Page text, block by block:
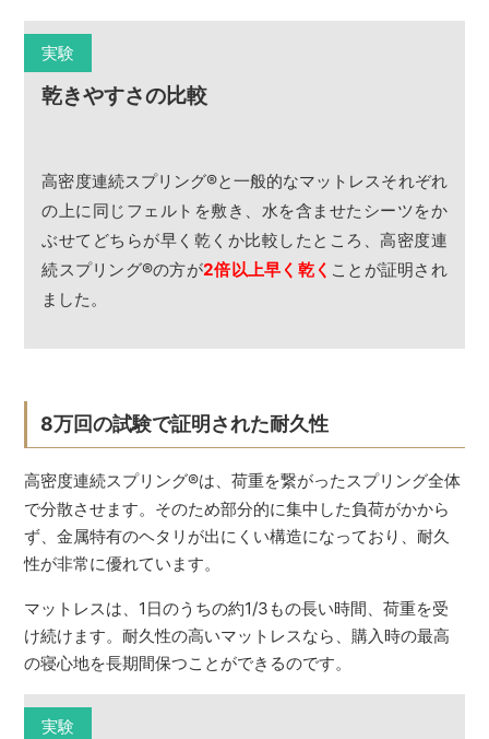
実験
乾きやすさの比較
高密度連続スプリング®と一般的なマットレスそれぞれ
の上に同じフェルトを敷き、水を含ませたシーツをか
ぶせてどちらが早く乾くか比較したところ、高密度連
続スプリング®の方が2倍以上早く乾く ことが証明され
ました。
8万回の試験で証明された耐久性
高密度連続スプリング®は、荷重を繋がったスプリング全体
で分散させます。そのため部分的に集中した負荷がかから
ず、金属特有のヘタリが出にくい構造になっており、耐久
性が非常に優れています。
マットレスは、1日のうちの約1/3もの長い時間、荷重を受
け続けます。耐久性の高いマットレスなら、購入時の最高
の寝心地を長期間保つことができるのです。
実験